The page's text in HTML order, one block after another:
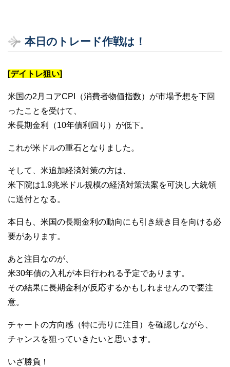
本日のトレード作戦は！
[デイトレ狙い]
米国の2月コアCPI（消費者物価指数）が市場予想を下回
ったことを受けて、
米長期金利（10年債利回り）が低下。
これが米ドルの重石となりました。
そして、米追加経済対策の方は、
米下院は1.9兆米ドル規模の経済対策法案を可決し大統領
に送付となる。
本日も、米国の長期金利の動向にも引き続き目を向ける必
要があります。
あと注目なのが、
米30年債の入札が本日行われる予定であります。
その結果に長期金利が反応するかもしれませんので要注
意。
チャートの方向感（特に売りに注目）を確認しながら、
チャンスを狙っていきたいと思います。
いざ勝負！